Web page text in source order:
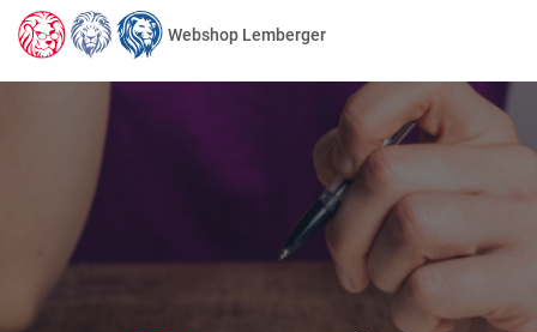
Webshop Lemberger